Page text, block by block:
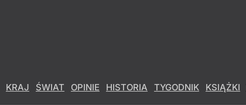
KRAJ ŚWIAT OPINIE HISTORIA TYGODNIK KSIĄŻKI